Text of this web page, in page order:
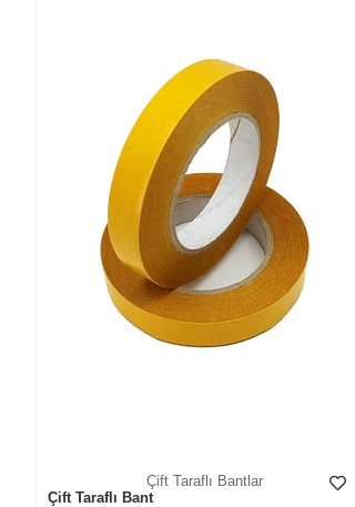
Çift Taraflı Bantlar
Çift Taraflı Bant